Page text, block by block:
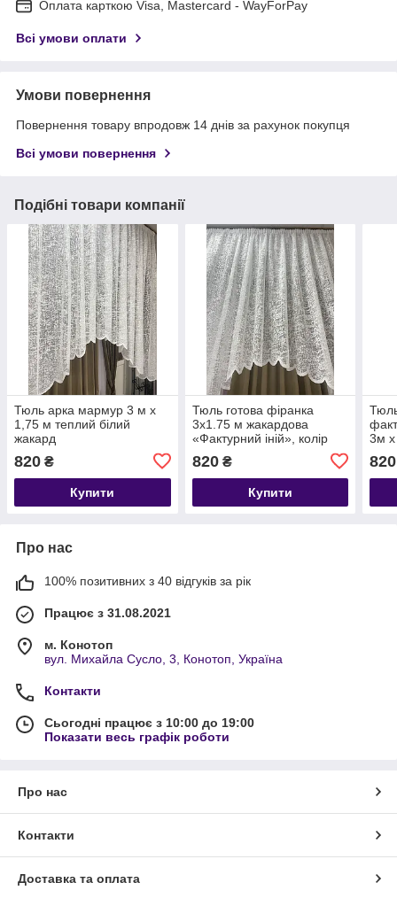
Оплата карткою Visa, Mastercard - WayForPay
Всі умови оплати
Умови повернення
Повернення товару впродовж 14 днів за рахунок покупця
Всі умови повернення
Подібні товари компанії
Тюль арка мармур 3 м х
1,75 м теплий білий
жакард
820 ₴
Купити
Тюль готова фіранка
3х1.75 м жакардова
«Фактурний іній», колір
820₴
Купити
3м х
820
Про нас
100% позитивних з 40 відгуків за рік
Працює з 31.08.2021
м. Конотоп
вул. Михайла Сусло, 3, Конотоп, Україна
Контакти
Сьогодні працює з 10:00 до 19:00
Показати весь графік роботи
Про нас
Контакти
Доставка та оплата